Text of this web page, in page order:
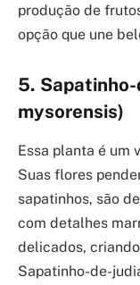
produção de
opção que une
5.
mysorensis)
Essa planta é um
Suas flores
sapatinhos, são
com detalhes
delicados,
Sapatinho-de-